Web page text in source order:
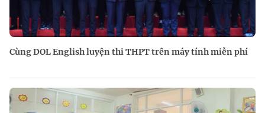
Cùng DOL English luyện thi THPT trên máy tính miễn phí